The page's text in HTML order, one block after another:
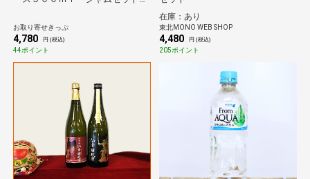
お取り寄せきっぷ
4,780 円 (税込)
44ポイント
在庫：あり
東北MONO WEB SHOP
4,480 円 (税込)
205ポイント